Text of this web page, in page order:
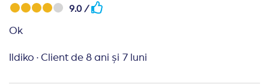
9.0 /
Ok
Ildiko · Client de 8 ani și 7 luni